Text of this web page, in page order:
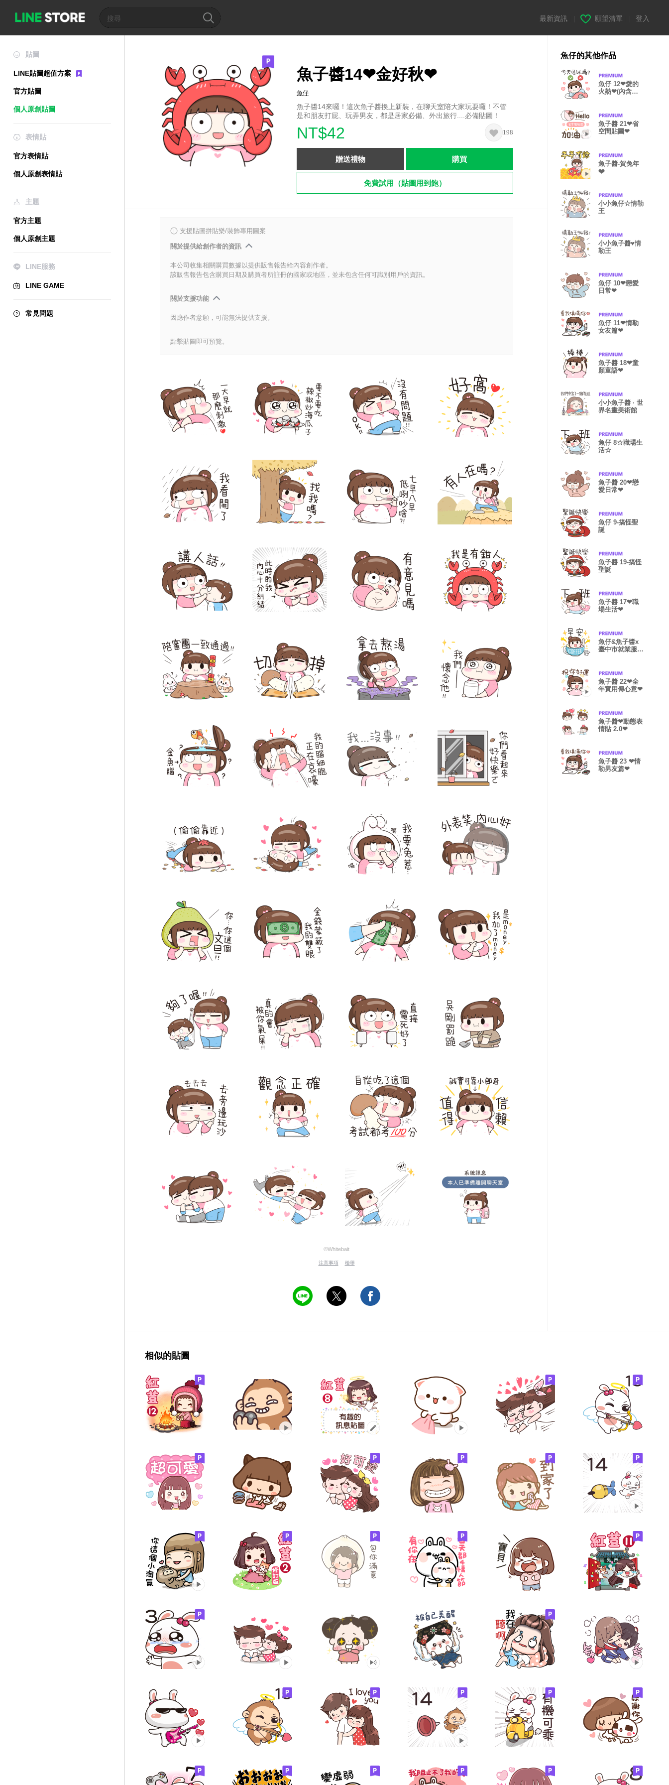
最新資訊 願望清單 登入
貼圖
LINE貼圖超值方案
官方貼圖
個人原創貼圖
表情貼
官方表情貼
個人原創表情貼
主題
官方主題
個人原創主題
LINE服務
LINE GAME
常見問題
魚子醬14❤金好秋❤
魚仔
魚子醬14來囉！這次魚子醬換上新裝，在聊天室陪大家玩耍囉！不管
是和朋友打屁、玩弄男友，都是居家必備、外出旅行....必備貼圖！
NT$42 198
贈送禮物 購買
免費試用（貼圖用到飽）
支援貼圖拼貼樂/裝飾專用圖案
關於提供給創作者的資訊
本公司收集相關購買數據以提供販售報告給內容創作者。
該販售報告包含購買日期及購買者所註冊的國家或地區，並未包含任何可識別用戶的資訊。
關於支援功能
因應作者意願，可能無法提供支援。
點擊貼圖即可預覽。
©Whitebait
注意事項 檢舉
魚仔的其他作品
魚仔 12❤愛的
火熱❤(內含拼
魚子醬 21❤省
空間貼圖❤
魚子醬-賀兔年
❤️
小小魚仔☆情勒
王
小小魚子醬♥情
勒王
魚仔 10❤戀愛
日常❤
魚仔 11❤情勒
女友篇❤
魚子醬 18❤童
顏童語❤
小小魚子醬 · 世
界名畫美術館
魚仔 8☆職場生
活☆
魚子醬 20❤戀
愛日常❤
魚仔 9-搞怪聖
誕
魚子醬 19-搞怪
聖誕
魚子醬 17❤職
場生活❤
魚仔&魚子醬x
臺中市就業服務
魚子醬 22❤全
年實用傳心意❤
魚子醬❤動態表
情貼 2.0❤
魚子醬 23 ❤情
勒男友篇❤
相似的貼圖